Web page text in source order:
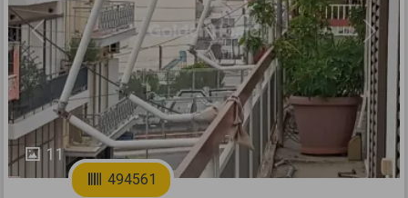
11
Previous Next
494561